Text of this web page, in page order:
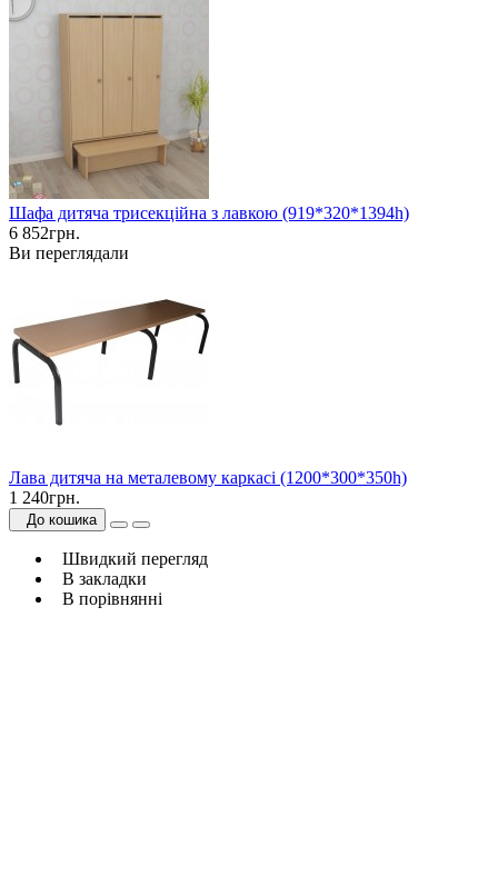
Шафа дитяча трисекційна з лавкою (919*320*1394h)
6 852грн.
Ви переглядали
Лава дитяча на металевому каркасі (1200*300*350h)
1 240грн.
До кошика
Швидкий перегляд
В закладки
В порівнянні